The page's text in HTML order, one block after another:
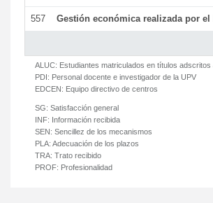
557 Gestión económica realizada por
ALUC: Estudiantes matriculados en títulos adscritos
PDI: Personal docente e investigador de la UPV
EDCEN: Equipo directivo de centros
SG: Satisfacción general
INF: Información recibida
SEN: Sencillez de los mecanismos
PLA: Adecuación de los plazos
TRA: Trato recibido
PROF: Profesionalidad